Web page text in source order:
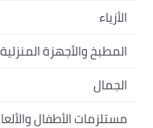
الجوالات
اللابتوبات
الأجهزة المنزلية
الأزياء
أزياء نسائية
أزياء البنات
أزياء الأولاد
المطبخ والأجهزة المنزلية
الحمام
الجمال
العطور
مستلزمات الأطفال